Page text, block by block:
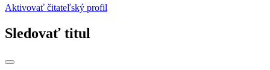
Aktivovať čitateľský profil
Sledovať titul